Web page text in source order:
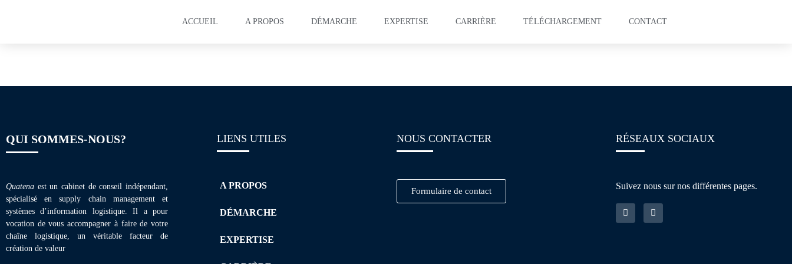
ACCUEIL A PROPOS DÉMARCHE EXPERTISE CARRIÈRE TÉLÉCHARGEMENT CONTACT
QUI SOMMES-NOUS?
Quatena est un cabinet de conseil indépendant,
spécialisé en supply chain management et
systèmes d’information logistique. Il a pour
vocation de vous accompagner à faire de votre
chaîne logistique, un véritable facteur de
création de valeur
LIENS UTILES
A PROPOS
DÉMARCHE
EXPERTISE
NOUS CONTACTER
Formulaire de contact
RÉSEAUX SOCIAUX
Suivez nous sur nos différentes pages.